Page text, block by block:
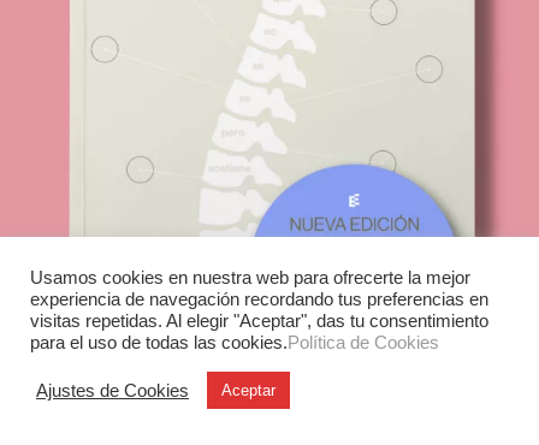
Usamos cookies en nuestra web para ofrecerte la mejor
experiencia de navegación recordando tus preferencias en
visitas repetidas. Al elegir "Aceptar", das tu consentimiento
para el uso de todas las cookies.Política de Cookies
Ajustes de Cookies Aceptar